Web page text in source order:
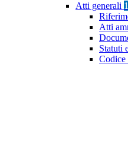
Atti generali
Atti
Statuti
Codice